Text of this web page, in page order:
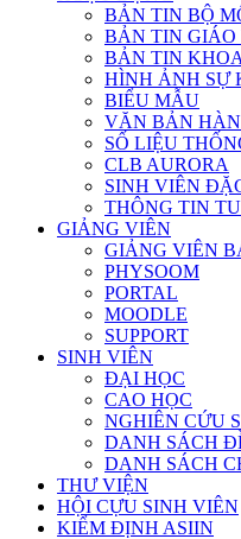
BẢN TIN BỘ
BẢN TIN GIÁO
BẢN TIN
HÌNH ẢNH SỰ
BIỂU MẪU
VĂN BẢN
SỐ LIỆU
CLB AURORA
SINH VIÊN
THÔNG TIN
GIẢNG VIÊN
GIẢNG VIÊN
PHYSOOM
PORTAL
MOODLE
SUPPORT
SINH VIÊN
ĐẠI HỌC
CAO HỌC
NGHIÊN CỨU
DANH SÁCH
DANH SÁCH
THƯ VIỆN
HỘI CỰU SINH VIÊN
KIỂM ĐỊNH ASIIN